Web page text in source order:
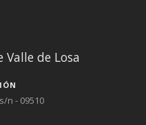
de Losa
n - 09510